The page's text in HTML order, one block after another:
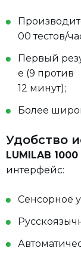
00 тестов/
Первый
е (9 против
12 минут);
Более
Удобство
LUMILAB 1000
интерфейс:
Сенсорное